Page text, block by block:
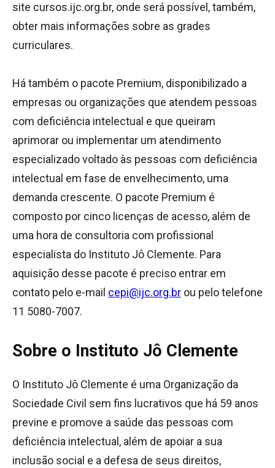
site cursos.ijc.org.br, onde será possível, também,
obter mais informações sobre as grades
curriculares.
Há também o pacote Premium, disponibilizado a
empresas ou organizações que atendem pessoas
com deficiência intelectual e que queiram
aprimorar ou implementar um atendimento
especializado voltado às pessoas com deficiência
intelectual em fase de envelhecimento, uma
demanda crescente. O pacote Premium é
composto por cinco licenças de acesso, além de
uma hora de consultoria com profissional
especialista do Instituto Jô Clemente. Para
aquisição desse pacote é preciso entrar em
contato pelo e-mail cepi@ijc.org.br ou pelo telefone
11 5080-7007.
Sobre o Instituto Jô Clemente
O Instituto Jô Clemente é uma Organização da
Sociedade Civil sem fins lucrativos que há 59 anos
previne e promove a saúde das pessoas com
deficiência intelectual, além de apoiar a sua
inclusão social e a defesa de seus direitos,